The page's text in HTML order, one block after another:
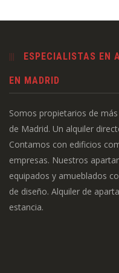
ESPECIALISTAS EN
EN MADRID
Somos propietarios de
de Madrid. Un alquiler
Contamos con edificios
empresas. Nuestros
equipados y amueblados
de diseño. Alquiler de
estancia.